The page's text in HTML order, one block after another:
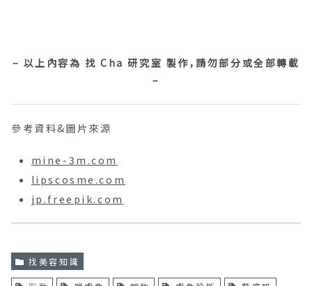
– 以上內容為 找 Cha 研究室 製作，請勿部分或全部轉載
–
參考資料&圖片來源
mine-3m.com
lipscosme.com
jp.freepik.com
找美容知識